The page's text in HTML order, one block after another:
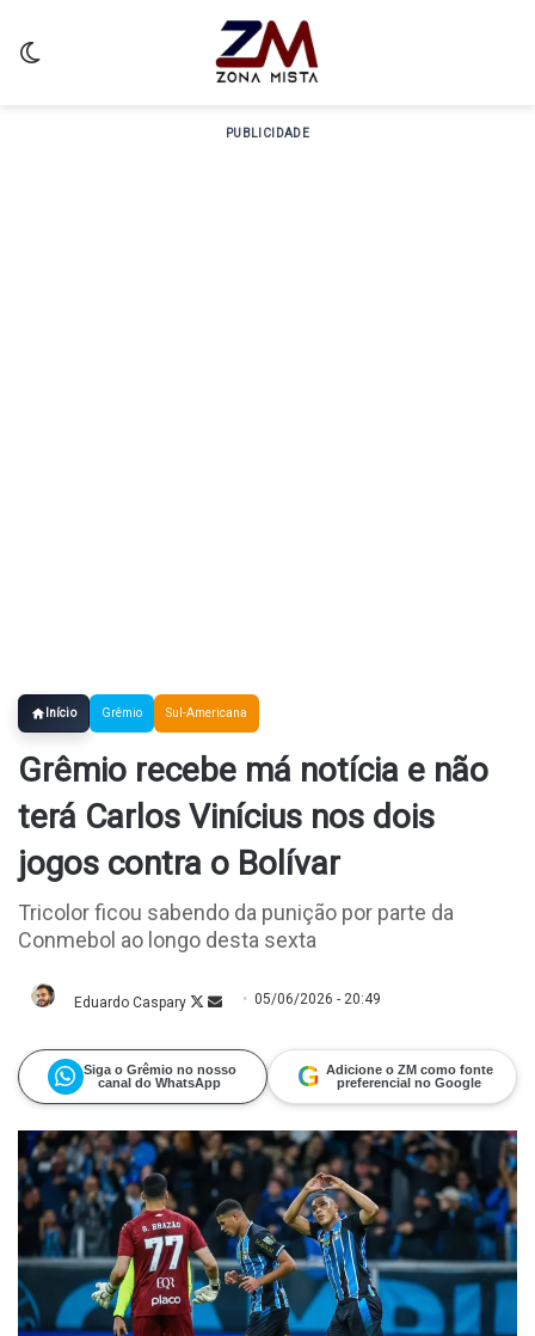
PUBLICIDADE
Início Grêmio Sul-Americana
Grêmio recebe má notícia e não
terá Carlos Vinícius nos dois
jogos contra o Bolívar
Tricolor ficou sabendo da punição por parte da
Conmebol ao longo desta sexta
Eduardo Caspary FollowMande
05/06/2026 - 20:49
Siga o Grêmio no nosso
canal do WhatsApp
G Adicione o ZM como fonte
preferencial no Google